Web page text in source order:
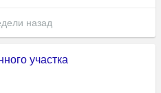
назад
участка